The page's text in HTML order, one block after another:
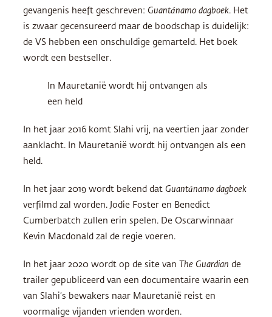
gevangenis heeft geschreven: Guantánamo dagboek. Het
is zwaar gecensureerd maar de boodschap is duidelijk:
de VS hebben een onschuldige gemarteld. Het boek
wordt een bestseller.
In Mauretanië wordt hij ontvangen als
een held
In het jaar 2016 komt Slahi vrij, na veertien jaar zonder
aanklacht. In Mauretanië wordt hij ontvangen als een
held.
In het jaar 2019 wordt bekend dat Guantánamo dagboek
verfilmd zal worden. Jodie Foster en Benedict
Cumberbatch zullen erin spelen. De Oscarwinnaar
Kevin Macdonald zal de regie voeren.
In het jaar 2020 wordt op de site van The Guardian de
trailer gepubliceerd van een documentaire waarin een
van Slahi’s bewakers naar Mauretanië reist en
voormalige vijanden vrienden worden.